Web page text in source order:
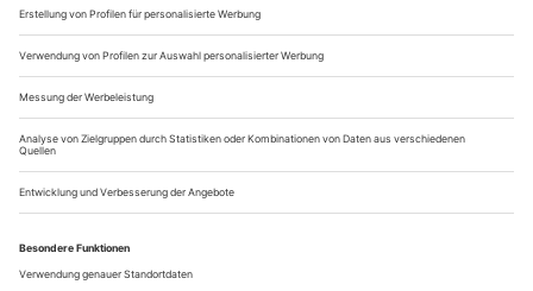
on knowledge and innocence in motion.
JENSEITS
Jenseits
Daniel Larrieu ließ 1986 ließ in einem Schwimmbad in